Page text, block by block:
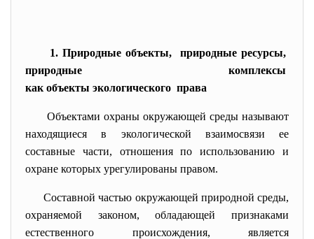
1. Природные объекты, природные ресурсы,
природные комплексы
как объекты экологического права
Объектами охраны окружающей среды называют
находящиеся в экологической взаимосвязи ее
составные части, отношения по использованию и
охране которых урегулированы правом.
Составной частью окружающей природной среды,
охраняемой законом, обладающей признаками
естественного происхождения, является